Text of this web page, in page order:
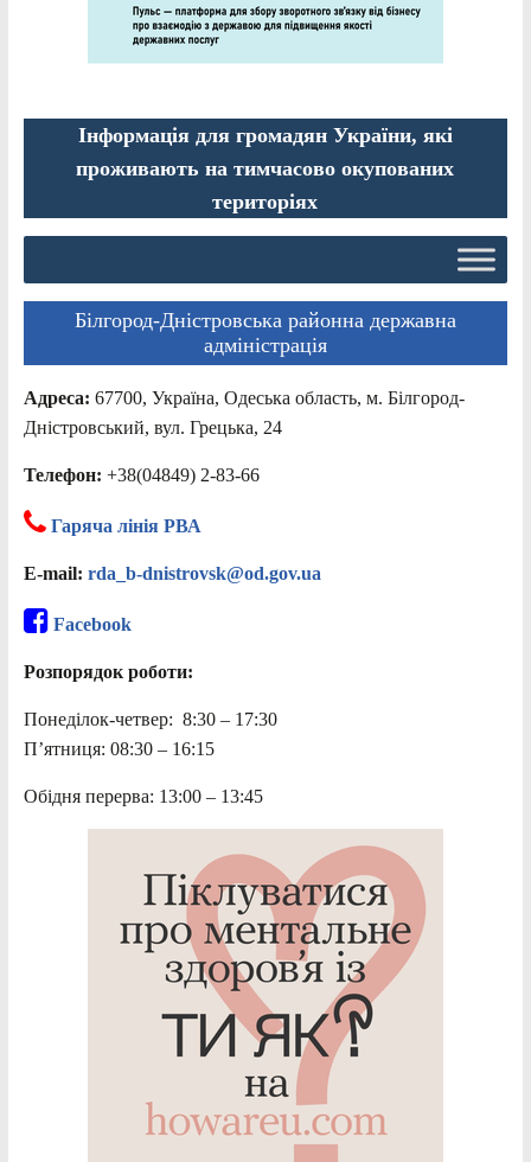
Інформація для громадян України, які
проживають на тимчасово окупованих
територіях
Білгород-Дністровська районна державна
адміністрація
Адреса: 67700, Україна, Одеська область, м. Білгород-
Дністровський, вул. Грецька, 24
Телефон: +38(04849) 2-83-66
Гаряча лінія РВА
E-mail: rda_b-dnistrovsk@od.gov.ua
Facebook
Розпорядок роботи:
Понеділок-четвер: 8:30 – 17:30
П’ятниця: 08:30 – 16:15
Обідня перерва: 13:00 – 13:45